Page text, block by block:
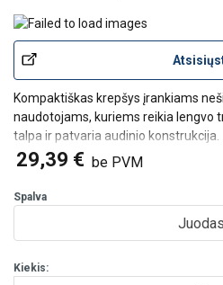
Kompaktiškas krepšys įrankiams
naudotojams, kuriems reikia lengvo
talpa ir patvaria audinio konstrukcija.
Kada rinktis šį produktą
Geriausiai tinka:
29,39 € be PVM
Spalva
Juodas
Kiekis: